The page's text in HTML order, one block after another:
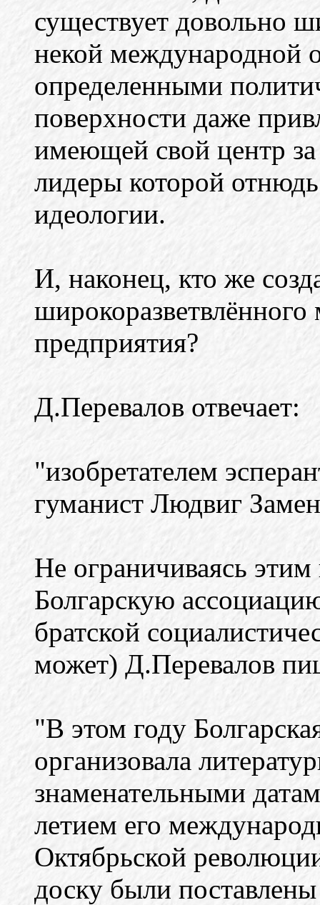
существует довольно
некой международной
определенными
поверхности даже
имеющей свой центр
лидеры которой
идеологии.
И, наконец, кто же
предприятия?
Д.Перевалов отвечает:
"изобретателем
гуманист Людвиг
Не ограничиваясь
Болгарскую
братской
может) Д.Перевалов
"В этом году
организовала
знаменательными
летием его
Октябрьской
доску были